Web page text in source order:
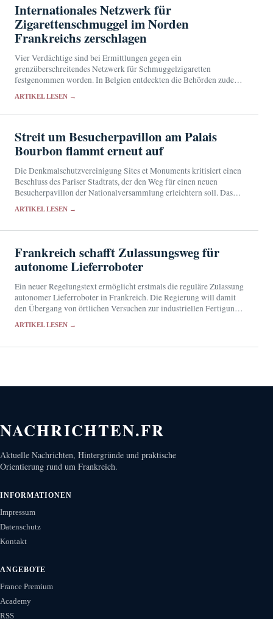
Internationales Netzwerk für
Zigarettenschmuggel im Norden
Frankreichs zerschlagen
Vier Verdächtige sind bei Ermittlungen gegen ein
grenzüberschreitendes Netzwerk für Schmuggelzigaretten
festgenommen worden. In Belgien entdeckten die Behörden zudem
ARTIKEL LESEN →
Streit um Besucherpavillon am Palais
Bourbon flammt erneut auf
Die Denkmalschutzvereinigung Sites et Monuments kritisiert einen
Beschluss des Pariser Stadtrats, der den Weg für einen neuen
Besucherpavillon der Nationalversammlung erleichtern soll. Das
Bauantrags…
ARTIKEL LESEN →
Frankreich schafft Zulassungsweg für
autonome Lieferroboter
Ein neuer Regelungstext ermöglicht erstmals die reguläre Zulassung
autonomer Lieferroboter in Frankreich. Die Regierung will damit
den Übergang von örtlichen Versuchen zur industriellen Fertigung
ARTIKEL LESEN →
NACHRICHTEN.FR
Aktuelle Nachrichten, Hintergründe und praktische
Orientierung rund um Frankreich.
INFORMATIONEN
Impressum
Datenschutz
Kontakt
ANGEBOTE
France Premium
Academy
RSS